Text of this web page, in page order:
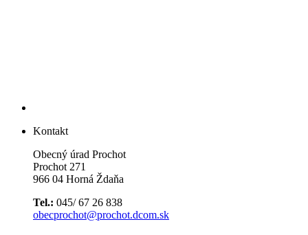
Kontakt
Obecný úrad Prochot
Prochot 271
966 04 Horná Ždaňa
Tel.: 045/ 67 26 838
obecprochot@prochot.dcom.sk